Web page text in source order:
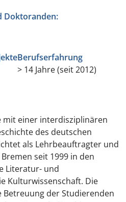
Doktoranden:
Berufserfahrung
> 14 Jahre (seit 2012)
mit einer interdisziplinären
des deutschen
als Lehrbeauftragter und
seit 1999 in den
Literatur- und
Kulturwissenschaft. Die
der Studierenden